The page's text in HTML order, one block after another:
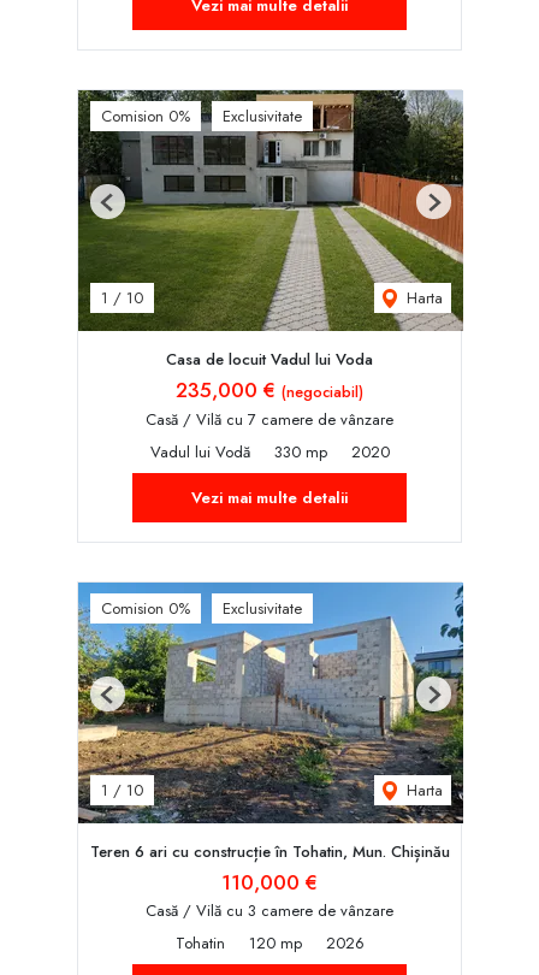
Vezi mai multe detalii
Comision 0% Exclusivitate
1 / 10 Harta
Previous Next
Casa de locuit Vadul lui Voda
235,000 € (negociabil)
Casă / Vilă cu 7 camere de vânzare
Vadul lui Vodă
330 mp
2020
Vezi mai multe detalii
Comision 0% Exclusivitate
1 / 10 Harta
Previous Next
Teren 6 ari cu construcție în Tohatin, Mun. Chișinău
110,000 €
Casă / Vilă cu 3 camere de vânzare
Tohatin
120 mp
2026